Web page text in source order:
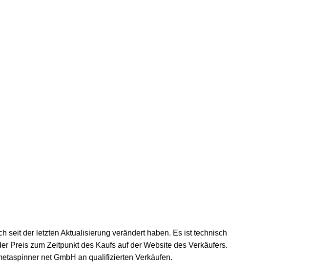
seit der letzten Aktualisierung verändert haben. Es ist technisch
Preis zum Zeitpunkt des Kaufs auf der Website des Verkäufers.
net GmbH an qualifizierten Verkäufen.